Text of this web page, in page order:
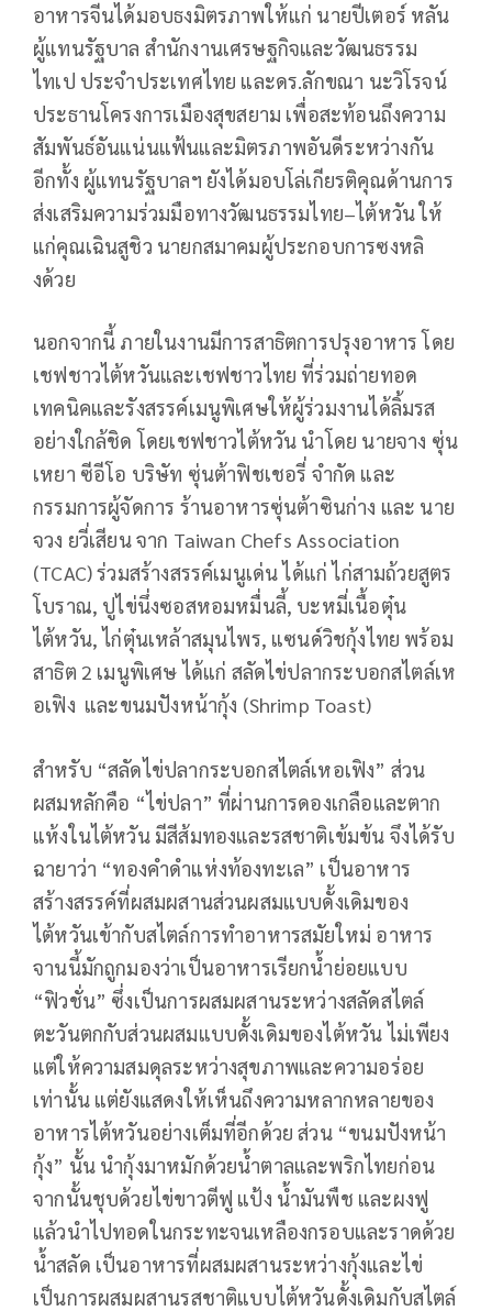
อาหารจีนได้มอบธงมิตรภาพให้แก่ นายปีเตอร์ หลัน
ผู้แทนรัฐบาล สำนักงานเศรษฐกิจและวัฒนธรรม
ไทเป ประจำประเทศไทย และดร.ลักขณา นะวิโรจน์
ประธานโครงการเมืองสุขสยาม เพื่อสะท้อนถึงความ
สัมพันธ์อันแน่นแฟ้นและมิตรภาพอันดีระหว่างกัน
อีกทั้ง ผู้แทนรัฐบาลฯ ยังได้มอบโล่เกียรติคุณด้านการ
ส่งเสริมความร่วมมือทางวัฒนธรรมไทย–ไต้หวัน ให้
แก่คุณเฉินสูชิว นายกสมาคมผู้ประกอบการซงหลิ
งด้วย
นอกจากนี้ ภายในงานมีการสาธิตการปรุงอาหาร โดย
เชฟชาวไต้หวันและเชฟชาวไทย ที่ร่วมถ่ายทอด
เทคนิคและรังสรรค์เมนูพิเศษให้ผู้ร่วมงานได้ลิ้มรส
อย่างใกล้ชิด โดยเชฟชาวไต้หวัน นำโดย นายจาง ซุ่น
เหยา ซีอีโอ บริษัท ซุ่นต้าฟิชเชอรี่ จำกัด และ
กรรมการผู้จัดการ ร้านอาหารซุ่นต้าซินก่าง และ นาย
จวง ยวี่เสียน จาก Taiwan Chefs Association
(TCAC) ร่วมสร้างสรรค์เมนูเด่น ได้แก่ ไก่สามถ้วยสูตร
โบราณ, ปูไข่นึ่งซอสหอมหมื่นลี้, บะหมี่เนื้อตุ๋น
ไต้หวัน, ไก่ตุ๋นเหล้าสมุนไพร, แซนด์วิชกุ้งไทย พร้อม
สาธิต 2 เมนูพิเศษ ได้แก่ สลัดไข่ปลากระบอกสไตล์เห
อเฟิง และขนมปังหน้ากุ้ง (Shrimp Toast)
สำหรับ “สลัดไข่ปลากระบอกสไตล์เหอเฟิง” ส่วน
ผสมหลักคือ “ไข่ปลา” ที่ผ่านการดองเกลือและตาก
แห้งในไต้หวัน มีสีส้มทองและรสชาติเข้มข้น จึงได้รับ
ฉายาว่า “ทองคำดำแห่งท้องทะเล” เป็นอาหาร
สร้างสรรค์ที่ผสมผสานส่วนผสมแบบดั้งเดิมของ
ไต้หวันเข้ากับสไตล์การทำอาหารสมัยใหม่ อาหาร
จานนี้มักถูกมองว่าเป็นอาหารเรียกน้ำย่อยแบบ
“ฟิวชั่น” ซึ่งเป็นการผสมผสานระหว่างสลัดสไตล์
ตะวันตกกับส่วนผสมแบบดั้งเดิมของไต้หวัน ไม่เพียง
แต่ให้ความสมดุลระหว่างสุขภาพและความอร่อย
เท่านั้น แต่ยังแสดงให้เห็นถึงความหลากหลายของ
อาหารไต้หวันอย่างเต็มที่อีกด้วย ส่วน “ขนมปังหน้า
กุ้ง” นั้น นำกุ้งมาหมักด้วยน้ำตาลและพริกไทยก่อน
จากนั้นชุบด้วยไข่ขาวตีฟู แป้ง น้ำมันพืช และผงฟู
แล้วนำไปทอดในกระทะจนเหลืองกรอบและราดด้วย
น้ำสลัด เป็นอาหารที่ผสมผสานระหว่างกุ้งและไข่
เป็นการผสมผสานรสชาติแบบไต้หวันดั้งเดิมกับสไตล์